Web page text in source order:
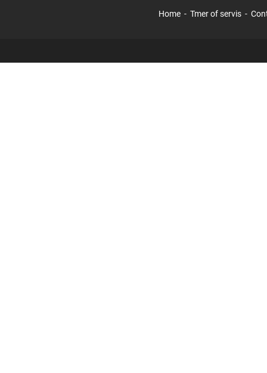
Home Tmer of servis